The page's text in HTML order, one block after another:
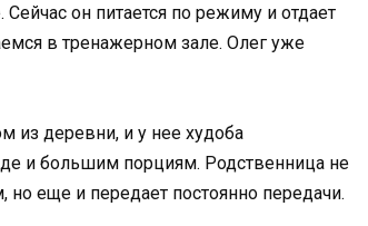
он питается по режиму и отдает
в тренажерном зале. Олег уже
из деревни, и у нее худоба
и большим порциям. Родственница не
но еще и передает постоянно передачи.